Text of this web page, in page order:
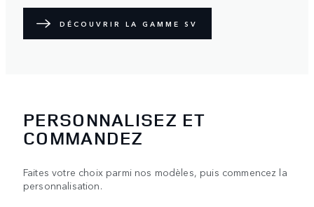
DÉCOUVRIR LA GAMME SV
PERSONNALISEZ ET
COMMANDEZ
Faites votre choix parmi nos modèles, puis commencez la
personnalisation.